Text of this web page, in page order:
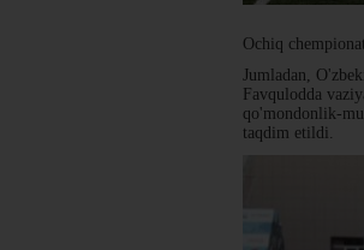
Ochiq
Jumladan,
Favqulodda
qo'mondonlik-
taqdim etildi.